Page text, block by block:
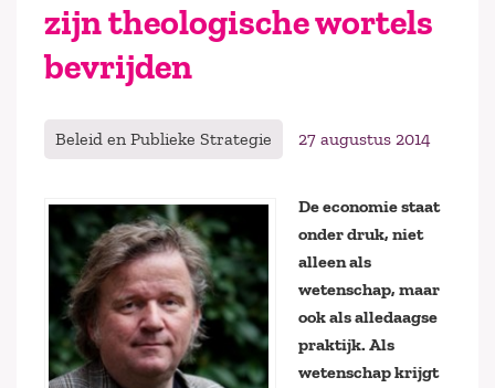
zijn theologische wortels
bevrijden
Beleid en Publieke Strategie 27 augustus 2014
De economie staat
onder druk, niet
alleen als
wetenschap, maar
ook als alledaagse
praktijk. Als
wetenschap krijgt